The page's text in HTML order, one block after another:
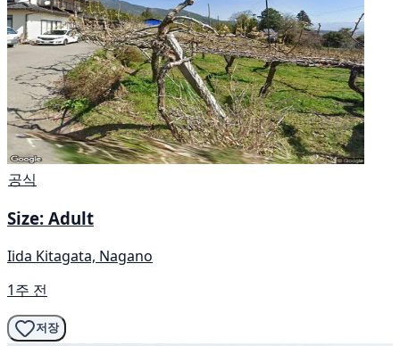
공식
Size: Adult
Iida Kitagata, Nagano
1주 전
저장